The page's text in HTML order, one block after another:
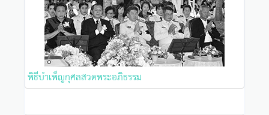
พิธีบำเพ็ญกุศลสวดพระอภิธรรม